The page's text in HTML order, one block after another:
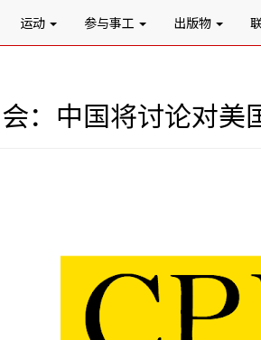
运动 参与事工 出版物
：中国将讨论对美